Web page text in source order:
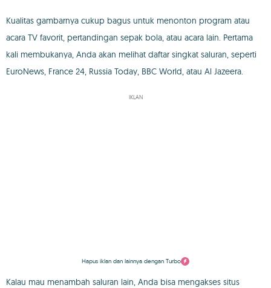
Kualitas gambarnya cukup bagus untuk menonton program atau
acara TV favorit, pertandingan sepak bola, atau acara lain. Pertama
kali membukanya, Anda akan melihat daftar singkat saluran, seperti
EuroNews, France 24, Russia Today, BBC World, atau Al Jazeera.
IKLAN
Hapus iklan dan lainnya dengan Turbo
Kalau mau menambah saluran lain, Anda bisa mengakses situs